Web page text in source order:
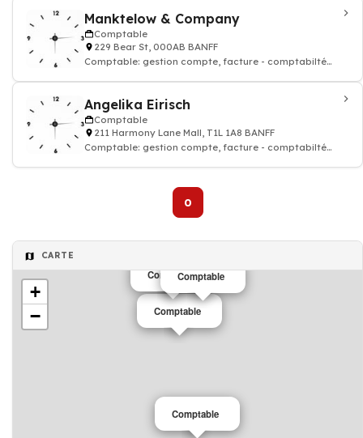
Manktelow & Company
Comptable
229 Bear St, 000AB BANFF
Comptable: gestion compte, facture - comptabilté
Angelika Eirisch
Comptable
211 Harmony Lane Mall, T1L 1A8 BANFF
Comptable: gestion compte, facture - comptabilté
0
CARTE
Comptable
Comptable
ComptableComptable
+
−